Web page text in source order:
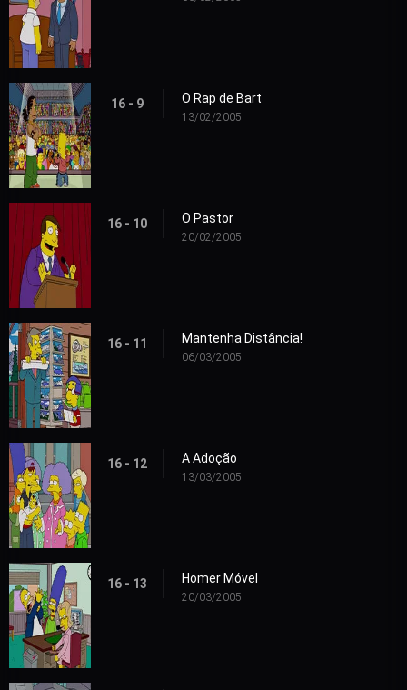
16 - 9 O Rap de Bart
13/02/2005
16 - 10 O Pastor
20/02/2005
16 - 11 Mantenha Distância!
06/03/2005
16 - 12 A Adoção
13/03/2005
16 - 13 Homer Móvel
20/03/2005